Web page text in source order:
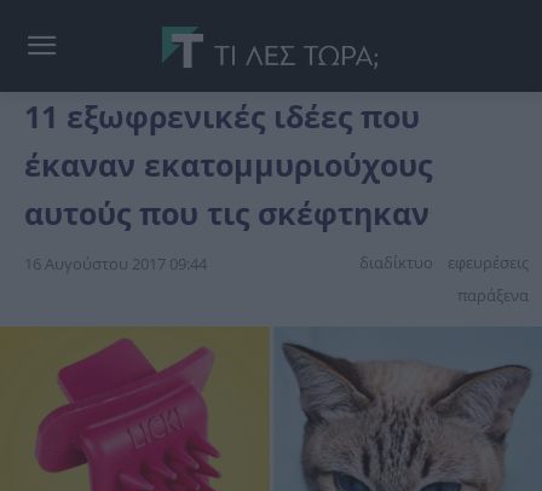
11 εξωφρενικές ιδέες που
έκαναν εκατομμυριούχους
αυτούς που τις σκέφτηκαν
16 Αυγούστου 2017 09:44 διαδίκτυο
εφευρέσεις
παράξενα